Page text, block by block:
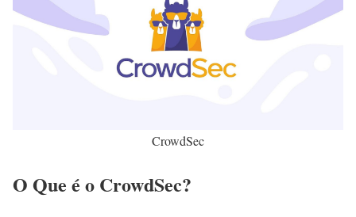
CrowdSec
O Que é o CrowdSec?